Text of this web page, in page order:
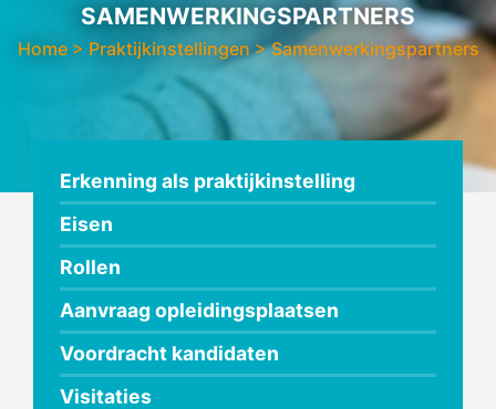
SAMENWERKINGSPARTNERS
Home> Praktijkinstellingen >Samenwerkingspartners
Erkenning als praktijkinstelling
Eisen
Rollen
Aanvraag opleidingsplaatsen
Voordracht kandidaten
Visitaties